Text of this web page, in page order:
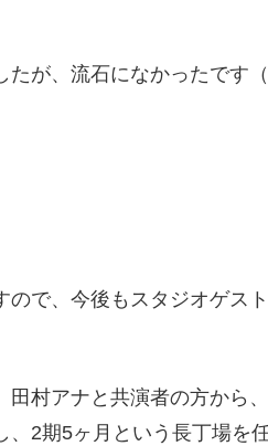
が、流石になかったです（
で、今後もスタジオゲス
村アナと共演者の方から
2期5ヶ月という長丁場を